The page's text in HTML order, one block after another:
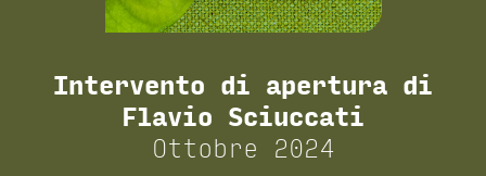
Intervento di apertura di
Flavio Sciuccati
Ottobre 2024